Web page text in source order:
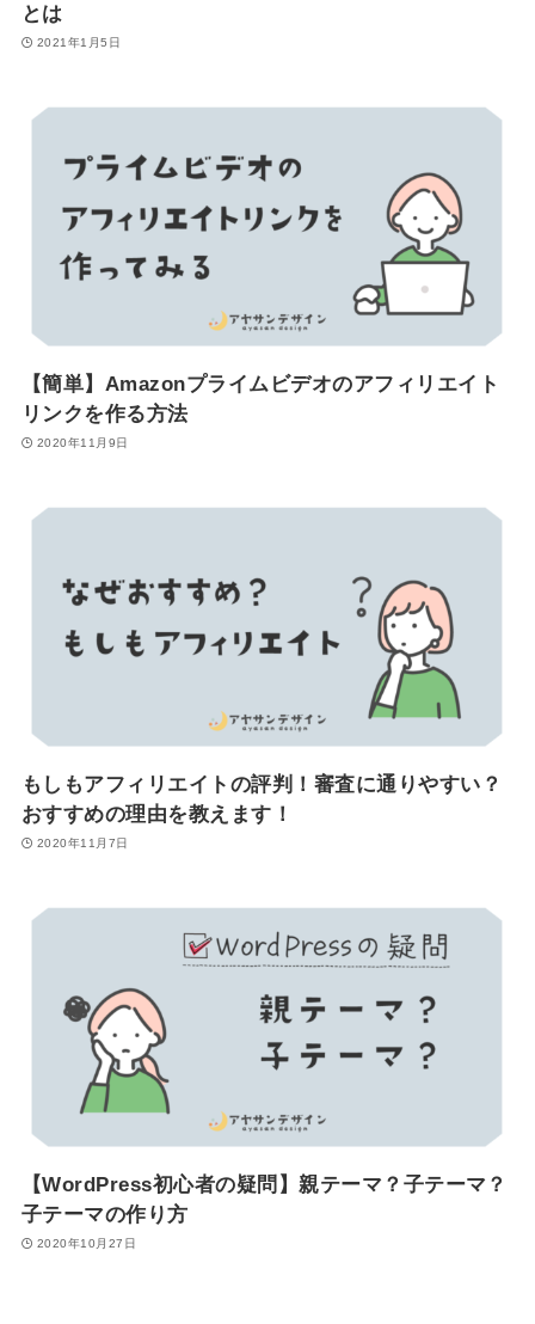
とは
2021年1月5日
【簡単】Amazonプライムビデオのアフィリエイト
リンクを作る方法
2020年11月9日
もしもアフィリエイトの評判！審査に通りやすい？
おすすめの理由を教えます！
2020年11月7日
【WordPress初心者の疑問】親テーマ？子テーマ？
子テーマの作り方
2020年10月27日